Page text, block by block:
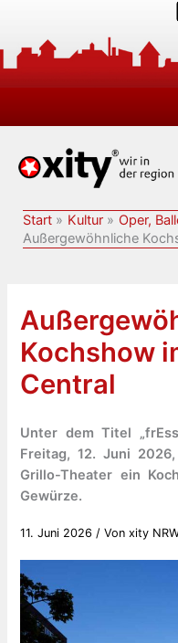
springen
Start Kultur
Oper,
Außergewöhnliche
Kochshow
Central
Unter dem Titel
Freitag, 12. Juni
Grillo-Theater ein
Gewürze.
11. Juni 2026 / Vonxity